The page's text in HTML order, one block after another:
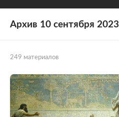
Архив 10 сентября 2023
249 материалов
Все рубрики
Мир